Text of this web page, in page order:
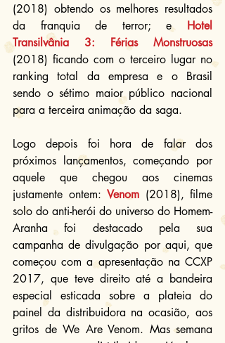
(2018) obtendo os melhores resultados
da franquia de terror; e Hotel
Transilvânia 3: Férias Monstruosas
(2018) ficando com o terceiro lugar no
ranking total da empresa e o Brasil
sendo o sétimo maior público nacional
para a terceira animação da saga.
Logo depois foi hora de falar dos
próximos lançamentos, começando por
aquele que chegou aos cinemas
justamente ontem: Venom (2018), filme
solo do anti-herói do universo do Homem-
Aranha foi destacado pela sua
campanha de divulgação por aqui, que
começou com a apresentação na CCXP
2017, que teve direito até a bandeira
especial esticada sobre a plateia do
painel da distribuidora na ocasião, aos
gritos de We Are Venom. Mas semana